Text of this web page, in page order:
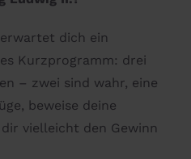
dich ein
Kurzprogramm: drei
– zwei sind wahr, eine
beweise deine
vielleicht den Gewinn